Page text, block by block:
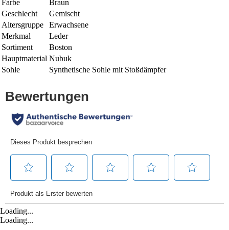
Farbe
Braun
Geschlecht
Gemischt
Altersgruppe
Erwachsene
Merkmal
Leder
Sortiment
Boston
Hauptmaterial Nubuk
Sohle
Synthetische Sohle mit Stoßdämpfer
Loading...
Loading...